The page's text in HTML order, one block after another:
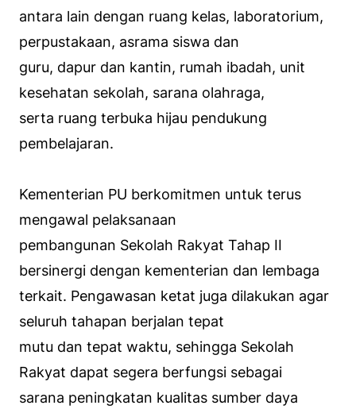
antara lain dengan ruang kelas, laboratorium,
perpustakaan, asrama siswa dan
guru, dapur dan kantin, rumah ibadah, unit
kesehatan sekolah, sarana olahraga,
serta ruang terbuka hijau pendukung
pembelajaran.
Kementerian PU berkomitmen untuk terus
mengawal pelaksanaan
pembangunan Sekolah Rakyat Tahap II
bersinergi dengan kementerian dan lembaga
terkait. Pengawasan ketat juga dilakukan agar
seluruh tahapan berjalan tepat
mutu dan tepat waktu, sehingga Sekolah
Rakyat dapat segera berfungsi sebagai
sarana peningkatan kualitas sumber daya